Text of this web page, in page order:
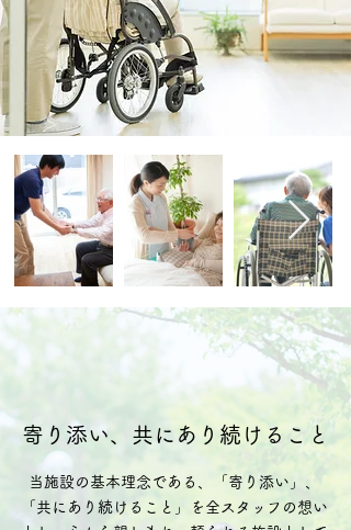
​寄り添い、共にあり続けること
当施設の基本理念である、「寄り添い」、
「共にあり続けること」を全スタッフの想い